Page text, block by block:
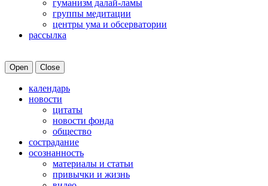
гуманизм далай-ламы
группы медитации
центры ума и обсерватории
рассылка
Open Close
календарь
новости
цитаты
новости фонда
общество
сострадание
осознанность
материалы и статьи
привычки и жизнь